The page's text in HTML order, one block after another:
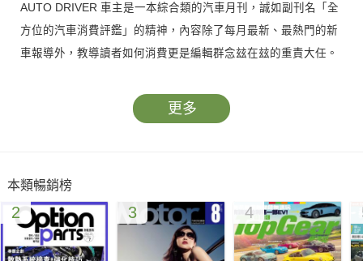
AUTO DRIVER 車主是一本綜合類的汽車月刊，誠如副刊名「全
方位的汽車消費評鑑」的精神，內容除了每月最新、最熱門的新
車報導外，教導讀者如何消費更是編輯群念玆在玆的重責大任。
更多
本類暢銷榜
2 3 4